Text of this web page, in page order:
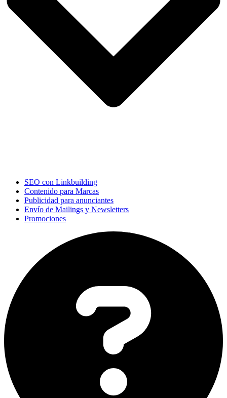
SEO con Linkbuilding
Contenido para Marcas
Publicidad para anunciantes
Envío de Mailings y Newsletters
Promociones